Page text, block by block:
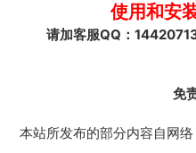
使用和安
请加客服QQ：
免
本站所发布的部分内容自网